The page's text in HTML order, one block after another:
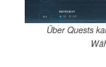
Über Quests